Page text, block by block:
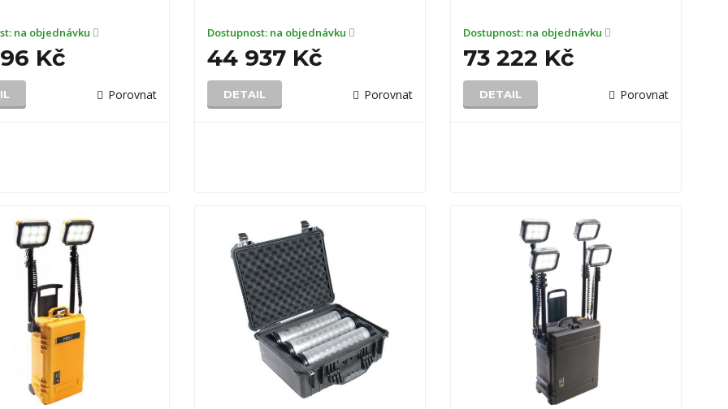
na objednávku
Kč
Porovnat
Dostupnost: na objednávku
44 937 Kč
DETAIL Porovnat
Dostupnost: na objednávku
73 222 Kč
DETAIL Porovnat